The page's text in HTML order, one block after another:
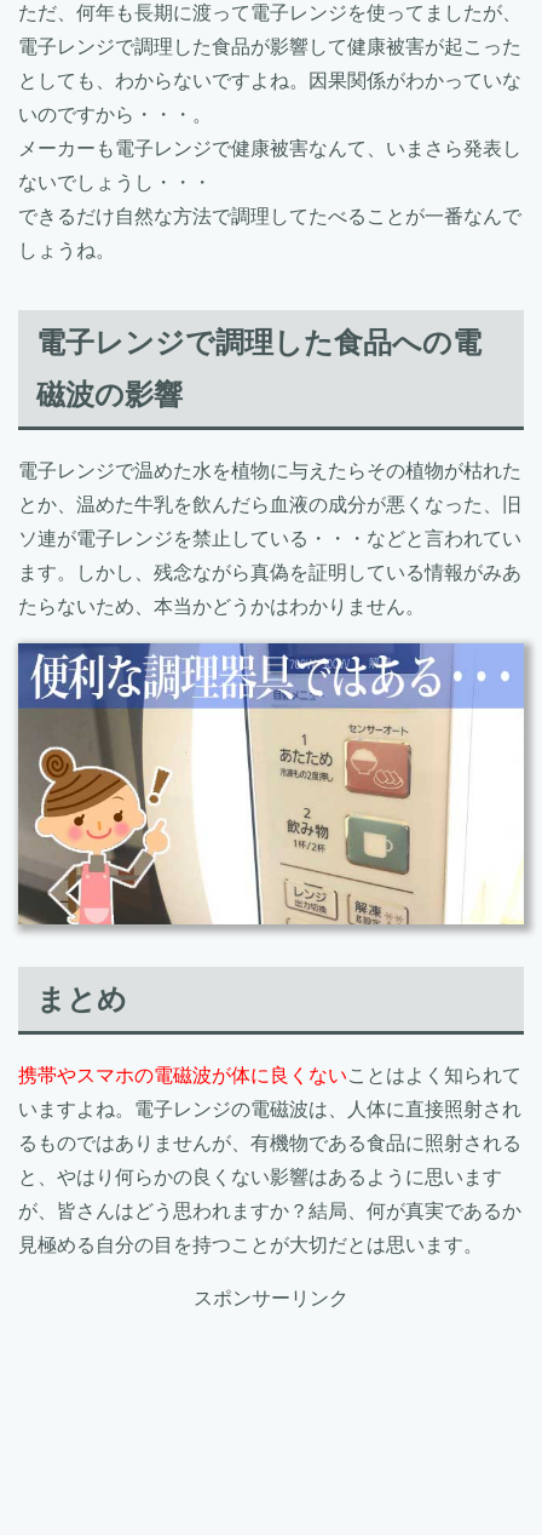
ただ、何年も長期に渡って電子レンジを使ってましたが、
電子レンジで調理した食品が影響して健康被害が起こった
としても、わからないですよね。因果関係がわかっていな
いのですから・・・。
メーカーも電子レンジで健康被害なんて、いまさら発表し
ないでしょうし・・・
できるだけ自然な方法で調理してたべることが一番なんで
しょうね。
電子レンジで調理した食品への電
磁波の影響
電子レンジで温めた水を植物に与えたらその植物が枯れた
とか、温めた牛乳を飲んだら血液の成分が悪くなった、旧
ソ連が電子レンジを禁止している・・・などと言われてい
ます。しかし、残念ながら真偽を証明している情報がみあ
たらないため、本当かどうかはわかりません。
まとめ
携帯やスマホの電磁波が体に良くないことはよく知られて
いますよね。電子レンジの電磁波は、人体に直接照射され
るものではありませんが、有機物である食品に照射される
と、やはり何らかの良くない影響はあるように思います
が、皆さんはどう思われますか？結局、何が真実であるか
見極める自分の目を持つことが大切だとは思います。
スポンサーリンク